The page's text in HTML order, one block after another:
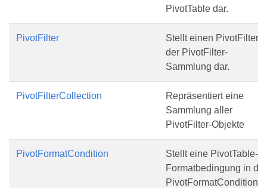
PivotTable dar.
PivotFilter
Stellt einen PivotFilter
der PivotFilter-
Sammlung dar.
PivotFilterCollection
Repräsentiert eine
Sammlung aller
PivotFilter-Objekte
PivotFormatCondition
Stellt eine PivotTable-
Formatbedingung in der
PivotFormatCondition-